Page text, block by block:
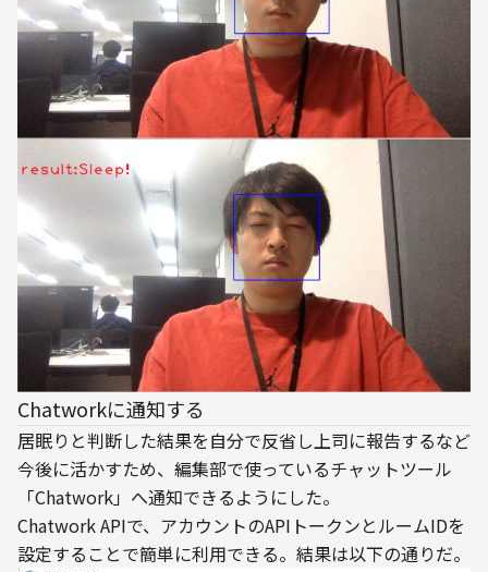
Chatworkに通知する
居眠りと判断した結果を自分で反省し上司に報告するなど
今後に活かすため、編集部で使っているチャットツール
「Chatwork」へ通知できるようにした。
Chatwork APIで、アカウントのAPIトークンとルームIDを
設定することで簡単に利用できる。結果は以下の通りだ。